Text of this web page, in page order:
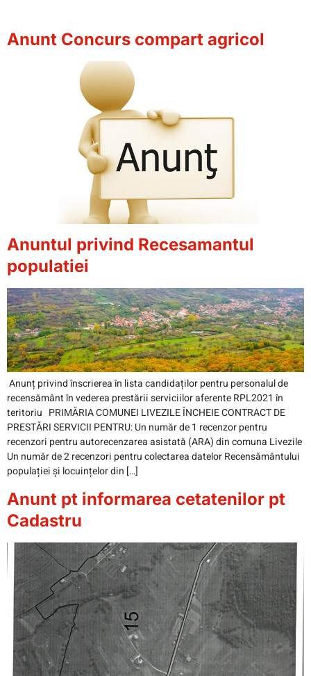
Anunt Concurs compart agricol
Anuntul privind Recesamantul
populatiei
Anunț privind înscrierea în lista candidaților pentru personalul de
recensământ în vederea prestării serviciilor aferente RPL2021 în
teritoriu PRIMĂRIA COMUNEI LIVEZILE ÎNCHEIE CONTRACT DE
PRESTĂRI SERVICII PENTRU: Un număr de 1 recenzor pentru
recenzori pentru autorecenzarea asistată (ARA) din comuna Livezile
Un număr de 2 recenzori pentru colectarea datelor Recensământului
populației și locuințelor din […]
Anunt pt informarea cetatenilor pt
Cadastru